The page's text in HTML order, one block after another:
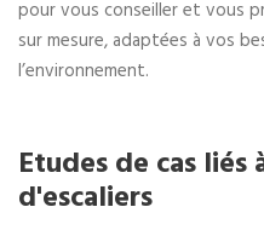
pour vous conseiller et vous
sur mesure, adaptées à vos
l’environnement.
Etudes de cas liés
d'escaliers
PROJET